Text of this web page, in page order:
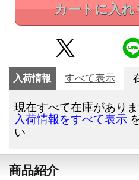
カートに入れ
入荷情報 すべて表示
現在すべて在庫がありま
入荷情報をすべて表示
い。
商品紹介